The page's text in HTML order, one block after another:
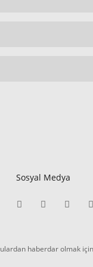
Sosyal Medya
haberdar olmak